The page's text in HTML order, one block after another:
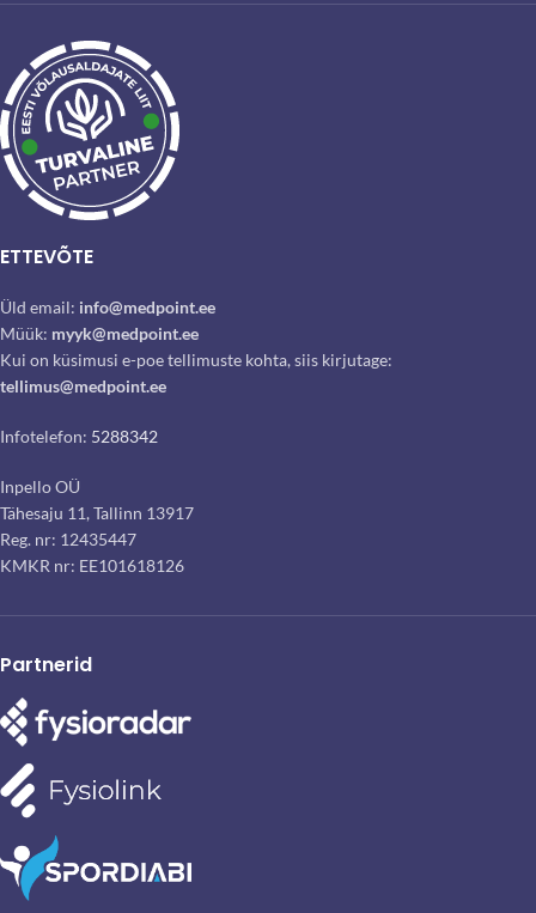
ETTEVÕTE
Üld email: info@medpoint.ee
Müük: myyk@medpoint.ee
Kui on küsimusi e-poe tellimuste kohta, siis kirjutage:
tellimus@medpoint.ee
Infotelefon: 5288342
Inpello OÜ
Tähesaju 11, Tallinn 13917
Reg. nr: 12435447
KMKR nr: EE101618126
Partnerid